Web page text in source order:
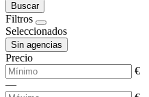
Buscar
Filtros
Seleccionados
Sin agencias
Precio
€
—